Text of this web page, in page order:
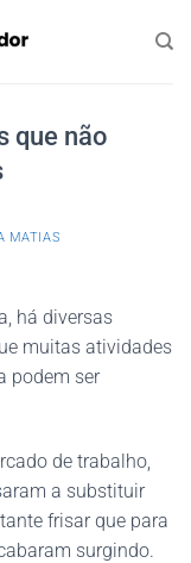
que não
MATIAS
há diversas
muitas atividades
podem ser
de trabalho,
a substituir
frisar que para
surgindo.